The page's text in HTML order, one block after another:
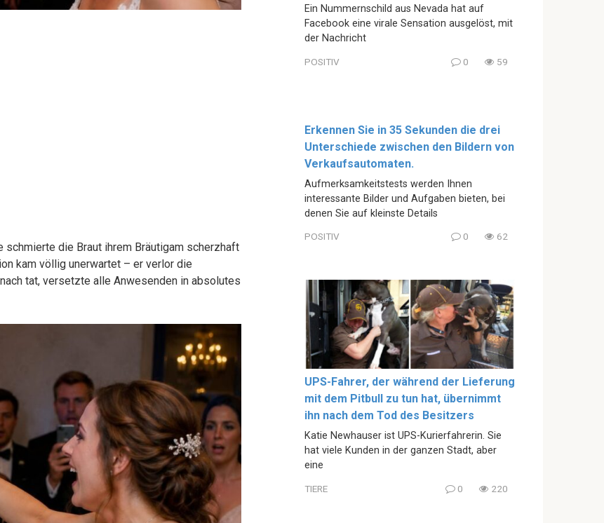
die Braut ihrem Bräutigam scherzhaft
kam völlig unerwartet – er verlor die
tat, versetzte alle Anwesenden in absolutes
Ein Nummernschild aus Nevada hat auf
Facebook eine virale Sensation ausgelöst, mit
der Nachricht
POSITIV 0 59
Erkennen Sie in 35 Sekunden die drei
Unterschiede zwischen den Bildern von
Verkaufsautomaten.
Aufmerksamkeitstests werden Ihnen
interessante Bilder und Aufgaben bieten, bei
denen Sie auf kleinste Details
POSITIV 0 62
UPS-Fahrer, der während der Lieferung
mit dem Pitbull zu tun hat, übernimmt
ihn nach dem Tod des Besitzers
Katie Newhauser ist UPS-Kurierfahrerin. Sie
hat viele Kunden in der ganzen Stadt, aber
eine
TIERE 0 220